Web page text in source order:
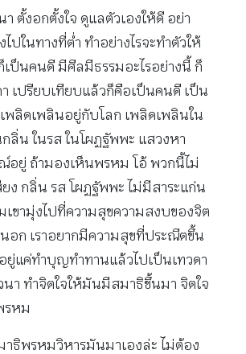
า ตั้งอกตั้งใจ ดูแลตัวเองให้ดี อย่า
ปในทางที่ต่ำ ทำอย่างไรจะทำตัวให้
เป็นคนดี มีศีลมีธรรมอะไรอย่างนี้ ก็
า เปรียบเทียบแล้วก็คือเป็นคนดี เป็น
พลิดเพลินอยู่กับโลก เพลิดเพลินใน
กลิ่น ในรส ในโผฏฐัพพะ แสวงหา
อยู่ ถ้ามองเห็นพรหม โอ้ พวกนี้ไม่
ยง กลิ่น รส โผฏฐัพพะ ไม่มีสาระแก่น
เขามุ่งไปที่ความสุขความสงบของจิต
นอก เราอยากมีความสุขที่ประณีตขึ้น
ยู่แค่ทำบุญทำทานแล้วไปเป็นเทวดา
นา ทำจิตใจให้มันมีสมาธิขึ้นมา จิตใจ
รหม
าธิพรหมวิหารมันมาเองล่ะ ไม่ต้อง